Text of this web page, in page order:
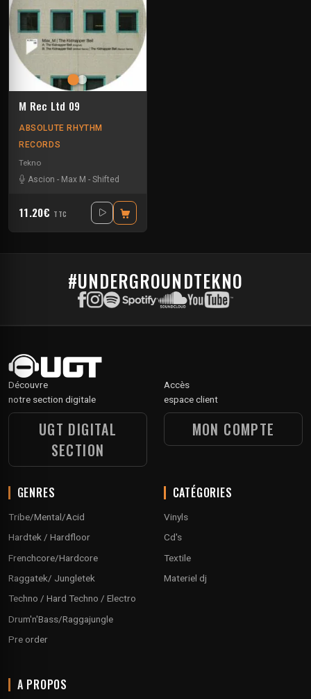
M Rec Ltd 09
ABSOLUTE RHYTHM
RECORDS
Tekno
Ascion - Max M - Shifted
11.20€ TTC
#UNDERGROUNDTEKNO
Découvre
notre section digitale
UGT DIGITAL
SECTION
Accès
espace client
MON COMPTE
GENRES
Tribe/Mental/Acid
Hardtek / Hardfloor
Frenchcore/Hardcore
Raggatek/ Jungletek
Techno / Hard Techno / Electro
Drum'n'Bass/Raggajungle
Pre order
CATÉGORIES
Vinyls
Cd's
Textile
Materiel dj
A PROPOS